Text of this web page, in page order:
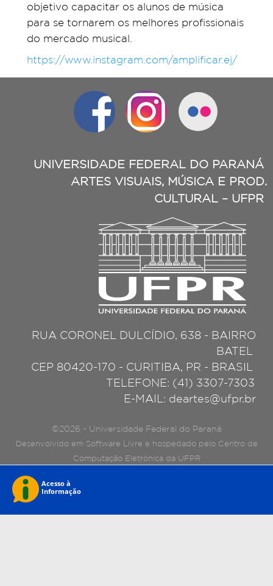
objetivo capacitar os alunos de música
para se tornarem os melhores profissionais
do mercado musical.
https://www.instagram.com/amplificar.ej/
UNIVERSIDADE FEDERAL DO PARANÁ
ARTES VISUAIS, MÚSICA E PROD.
CULTURAL – UFPR
RUA CORONEL DULCÍDIO, 638 - BAIRRO
BATEL
CEP 80420-170 - CURITIBA, PR - BRASIL
TELEFONE: (41) 3307-7303
E-MAIL: deartes@ufpr.br
©2026 - Universidade Federal do Paraná
Desenvolvido em Software Livre e hospedado pelo Centro de
Computação Eletrônica da UFPR